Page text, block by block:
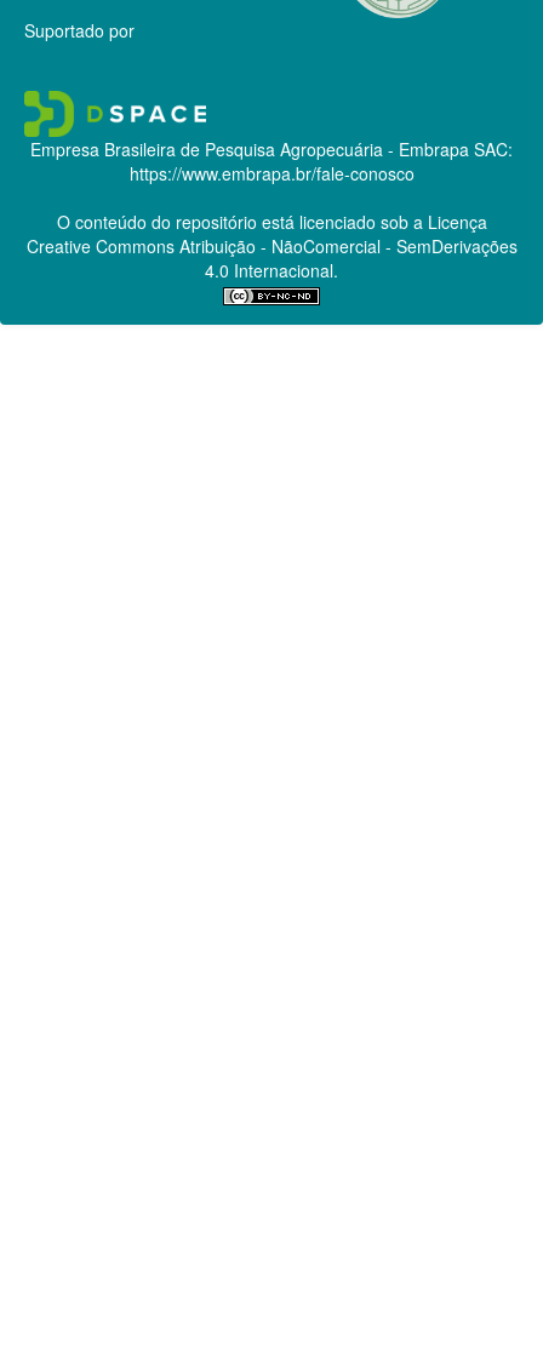
Suportado por
Empresa Brasileira de Pesquisa Agropecuária - Embrapa SAC:
https://www.embrapa.br/fale-conosco
O conteúdo do repositório está licenciado sob a Licença
Creative CommonsAtribuição - NãoComercial - SemDerivações
4.0 Internacional.